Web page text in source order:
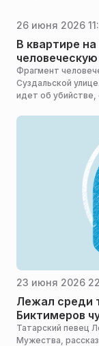
26 июня 2026
В квартире
Фрагмент
Суздальской
идет об убийстве,
23 июня 2026
Лежал среди
Биктимеров
Татарский певец
Мужества,